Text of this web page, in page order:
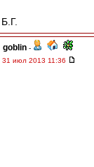
Б.Г.
goblin -
31 июл 2013 11:36